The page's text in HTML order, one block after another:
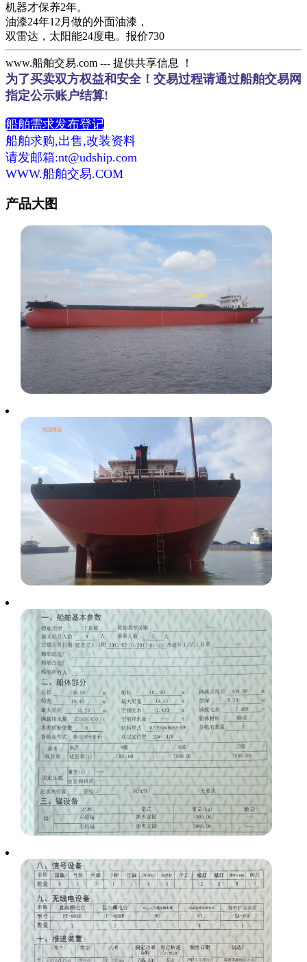
机器才保养2年。
油漆24年12月做的外面油漆，
双雷达，太阳能24度电。报价730
www.船舶交易.com --- 提供共享信息 ！
为了买卖双方权益和安全！交易过程请通过船舶交易网
指定公示账户结算!
船舶需求发布登记
船舶求购,出售,改装资料
请发邮箱:nt@udship.com
WWW.船舶交易.COM
产品大图